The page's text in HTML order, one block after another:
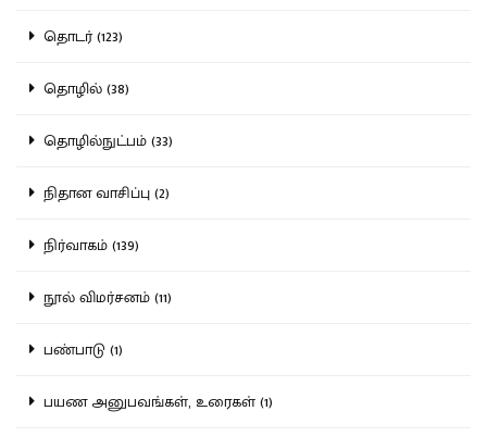
தொடர் (123)
தொழில் (38)
தொழில்நுட்பம் (33)
நிதான வாசிப்பு (2)
நிர்வாகம் (139)
நூல் விமர்சனம் (11)
பண்பாடு (1)
பயண அனுபவங்கள், உரைகள் (1)